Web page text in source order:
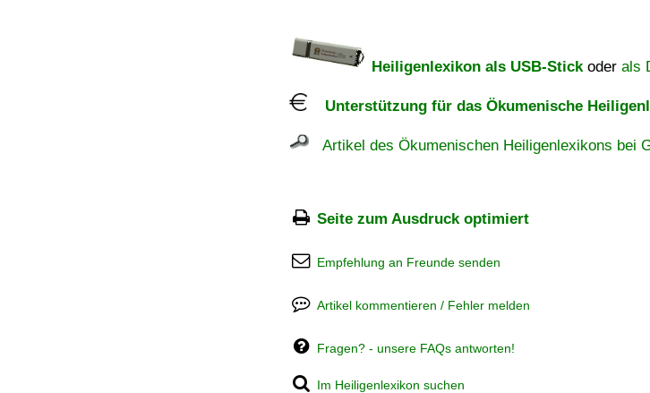
Heiligenlexikon als USB-Stickoder als
Unterstützung für das Ökumenische
Artikel des Ökumenischen Heiligenlexikons bei
Seite zum Ausdruck optimiert
Empfehlung an Freunde senden
Artikel kommentieren / Fehler melden
Fragen? - unsere FAQs antworten!
Im Heiligenlexikon suchen